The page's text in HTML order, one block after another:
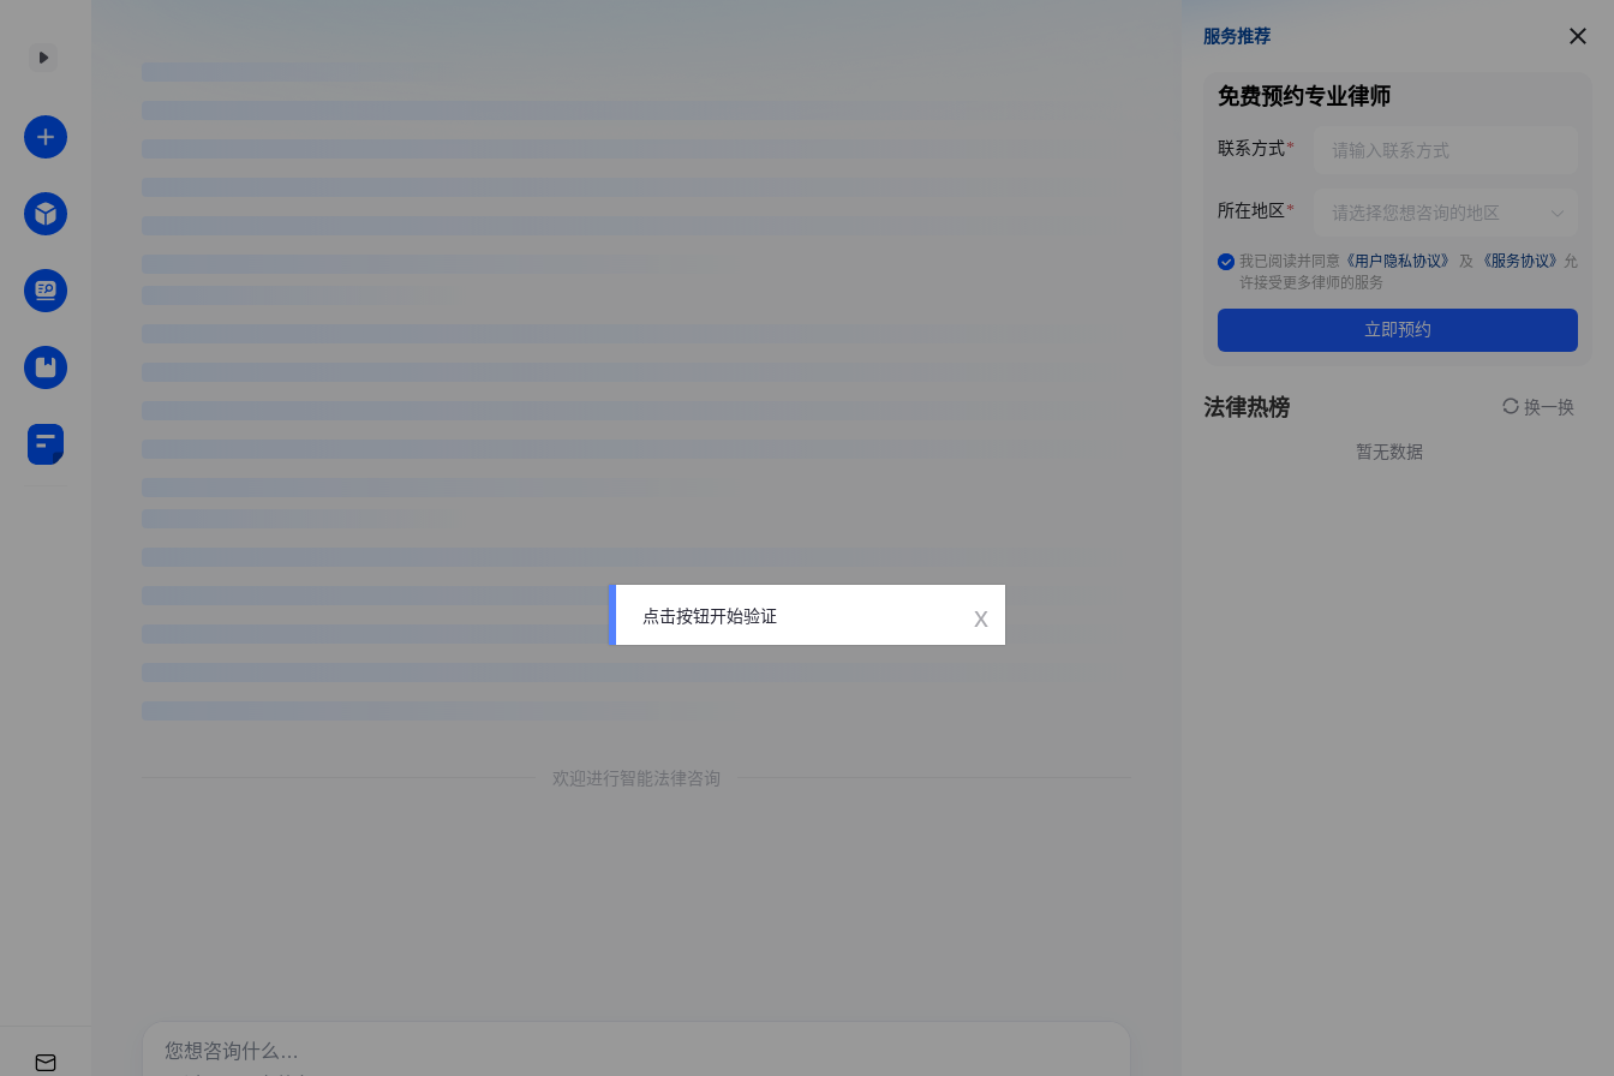
欢迎进行智能法律咨询
服务推荐
服务推荐
免费预约专业律师
联系方式
所在地区
我已阅读并同意 《用户隐私协议》 及 《服务协议》 允
许接受更多律师的服务
立即预约
法律热榜 换一换
暂无数据
点击按钮开始验证 x